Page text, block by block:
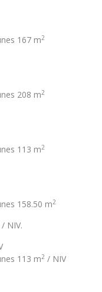
167 m2
208 m2
113 m2
158.50 m2
/ NIV.
113 m2 / NIV